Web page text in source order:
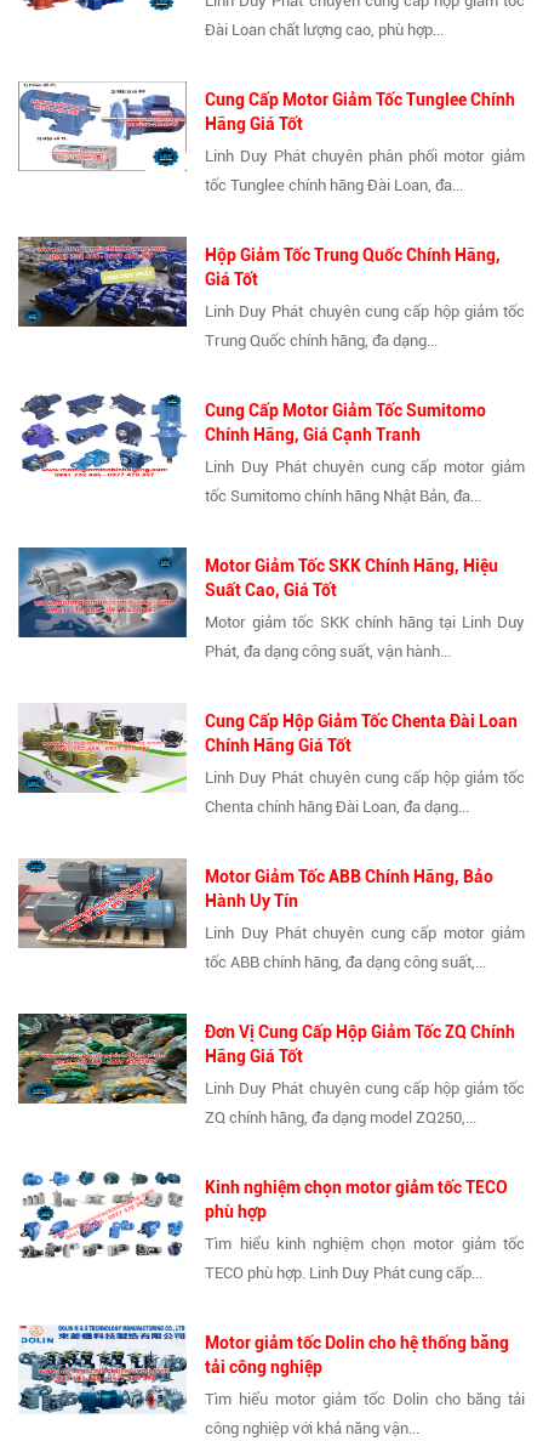
Đài Loan chất lượng cao, phù hợp...
Cung Cấp Motor Giảm Tốc Tunglee Chính
Hãng Giá Tốt
Linh Duy Phát chuyên phân phối motor giảm
tốc Tunglee chính hãng Đài Loan, đa...
Hộp Giảm Tốc Trung Quốc Chính Hãng,
Giá Tốt
Linh Duy Phát chuyên cung cấp hộp giảm tốc
Trung Quốc chính hãng, đa dạng...
Cung Cấp Motor Giảm Tốc Sumitomo
Chính Hãng, Giá Cạnh Tranh
Linh Duy Phát chuyên cung cấp motor giảm
tốc Sumitomo chính hãng Nhật Bản, đa...
Motor Giảm Tốc SKK Chính Hãng, Hiệu
Suất Cao, Giá Tốt
Motor giảm tốc SKK chính hãng tại Linh Duy
Phát, đa dạng công suất, vận hành...
Cung Cấp Hộp Giảm Tốc Chenta Đài Loan
Chính Hãng Giá Tốt
Linh Duy Phát chuyên cung cấp hộp giảm tốc
Chenta chính hãng Đài Loan, đa dạng...
Motor Giảm Tốc ABB Chính Hãng, Bảo
Hành Uy Tín
Linh Duy Phát chuyên cung cấp motor giảm
tốc ABB chính hãng, đa dạng công suất,...
Đơn Vị Cung Cấp Hộp Giảm Tốc ZQ Chính
Hãng Giá Tốt
Linh Duy Phát chuyên cung cấp hộp giảm tốc
ZQ chính hãng, đa dạng model ZQ250,...
Kinh nghiệm chọn motor giảm tốc TECO
phù hợp
Tìm hiểu kinh nghiệm chọn motor giảm tốc
TECO phù hợp. Linh Duy Phát cung cấp...
Motor giảm tốc Dolin cho hệ thống băng
tải công nghiệp
Tìm hiểu motor giảm tốc Dolin cho băng tải
công nghiệp với khả năng vận...